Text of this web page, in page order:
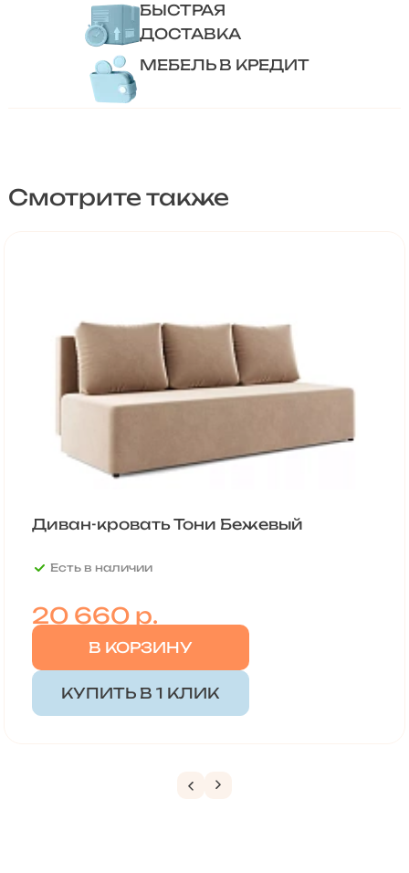
БЫСТРАЯ
ДОСТАВКА
МЕБЕЛЬ В КРЕДИТ
Смотрите также
Диван-кровать Тони Бежевый
Есть в наличии
20 660р.
В КОРЗИНУ
КУПИТЬ В 1 КЛИК